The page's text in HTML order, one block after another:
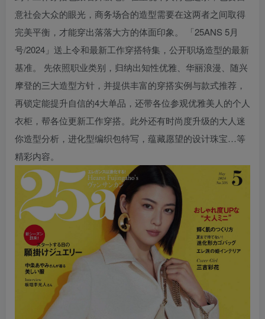
意社会大众的眼光，商务场合的造型需要在这两者之间取得
完美平衡，才能穿出落落大方的体面印象。 「25ANS 5月
号/2024」送上令和最新工作穿搭特集，公开职场造型的最新
基准。 先依照职业类别，归纳出知性优雅、华丽浪漫、随兴
摩登的三大造型方针，并提供丰富的穿搭实例与款式推荐，
再锁定能提升自信的4大单品，还带各位参观优雅美人的个人
衣柜，帮各位更新工作穿搭。此外还有时尚度升级的大人迷
你造型分析，进化型编织包特写，蕴藏愿望的设计珠宝…等
精彩内容。